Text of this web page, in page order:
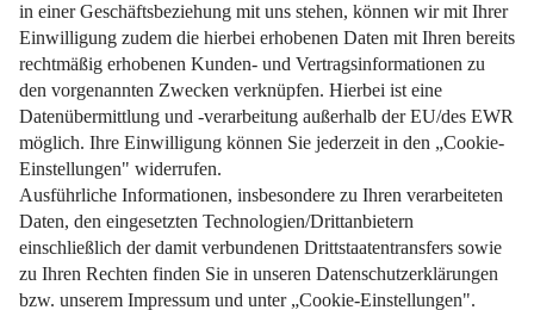
Impressum Datenschutz Nutzungsbedingungen
Pflichtinformationen AGB Über uns Bildquellen
Barrierefreiheit Widerrufsformular
Cookie-Einstellungen